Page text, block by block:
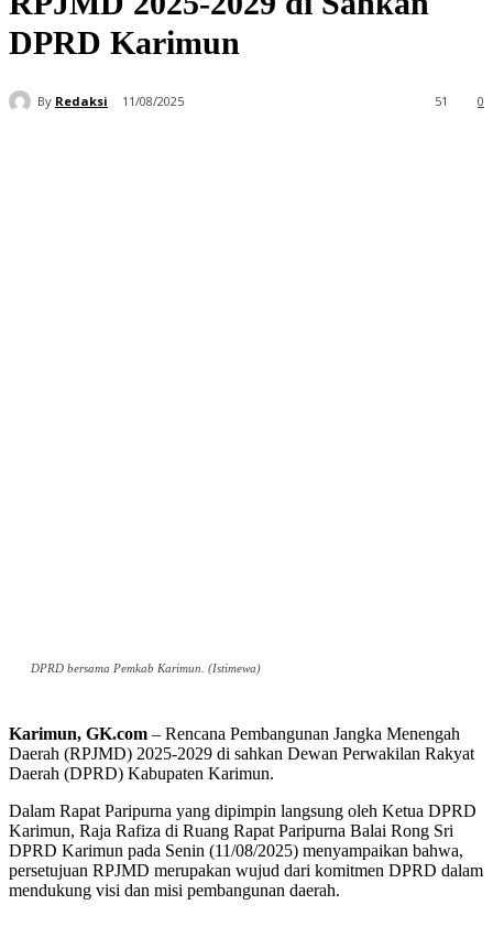
DPRD Karimun
By Redaksi 11/08/2025 0
51
DPRD bersama Pemkab Karimun. (Istimewa)
Karimun, GK.com – Rencana Pembangunan Jangka Menengah
Daerah (RPJMD) 2025-2029 di sahkan Dewan Perwakilan Rakyat
Daerah (DPRD) Kabupaten Karimun.
Dalam Rapat Paripurna yang dipimpin langsung oleh Ketua DPRD
Karimun, Raja Rafiza di Ruang Rapat Paripurna Balai Rong Sri
DPRD Karimun pada Senin (11/08/2025) menyampaikan bahwa,
persetujuan RPJMD merupakan wujud dari komitmen DPRD dalam
mendukung visi dan misi pembangunan daerah.